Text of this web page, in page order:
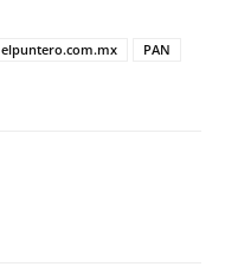
elpuntero.com.mx
PAN